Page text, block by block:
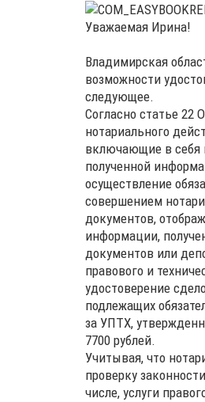
Уважаемая Ирина!
Владимирская
возможности
следующее.
Согласно статье 22
нотариального
включающие в себя
полученной
осуществление
совершением
документов,
информации,
документов или
правового и
удостоверение
подлежащих
за УПТХ,
7700 рублей.
Учитывая, что
проверку
числе, услуги